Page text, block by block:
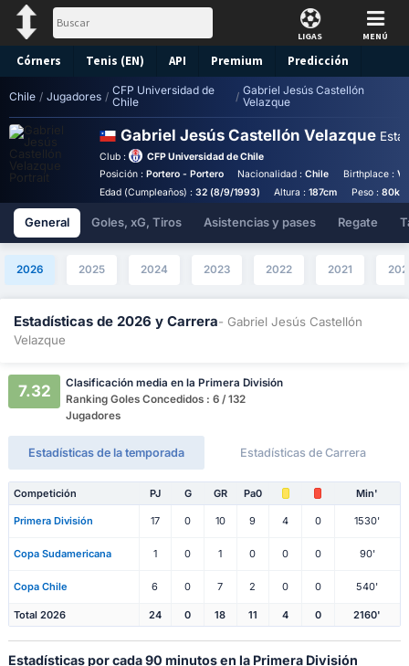
LIGAS MENÚ
Córners Tenis (EN) API Premium Predicción
Chile / Jugadores / CFP Universidad de
Chile
/ Gabriel Jesús Castellón
Velazque
Gabriel Jesús Castellón Velazque
Club :
CFP Universidad de Chile
Posición : Portero - Portero Nacionalidad :Chile Birthplace :
Edad (Cumpleaños) : 32 (8/9/1993) Altura :187cm Peso : 80kg
General Goles, xG, Tiros Asistencias y pases Regate
2026 2025 2024 2023 2022 2021
Estadísticas de 2026 y Carrera- Gabriel Jesús Castellón
Velazque
7.32
Clasificación media en la Primera División
Ranking Goles Concedidos : 6 / 132
Jugadores
Estadísticas de la temporada Estadísticas de Carrera
Competición PJ G GR Pa0 Min'
Primera División 17 0 10 9 4 0 1530'
Copa Sudamericana 1 0 1 0 0 0 90'
Copa Chile 6 0 7 2 0 0 540'
Total 2026 24 0 18 11 4 0 2160'
Estadísticas por cada 90 minutos en la Primera División